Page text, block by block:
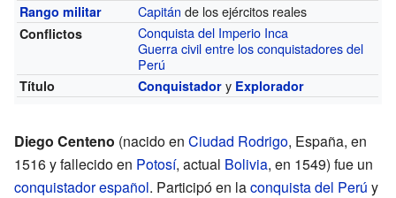
Rango militar Capitán de los ejércitos reales
Conflictos
Conquista del Imperio Inca
Guerra civil entre los conquistadores del
Perú
Título Conquistador y Explorador
Diego Centeno (nacido en Ciudad Rodrigo, España, en
1516 y fallecido en Potosí, actual Bolivia, en 1549) fue un
conquistador español. Participó en laconquista del Perú y